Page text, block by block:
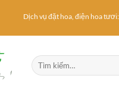
Dịch vụ đặt hoa, điện hoa tươi:
Tìm
kiếm: